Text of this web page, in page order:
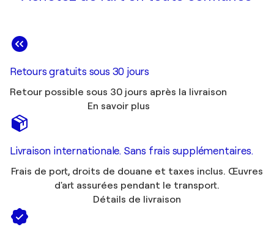
Retours gratuits sous 30 jours
Retour possible sous 30 jours après la livraison
En savoir plus
Livraison internationale. Sans frais supplémentaires.
Frais de port, droits de douane et taxes inclus. Œuvres
d'art assurées pendant le transport.
Détails de livraison